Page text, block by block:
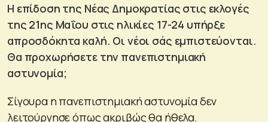
Η επίδοση της Νέας Δημοκρατίας στις εκλογές
της 21ης Μαΐου στις ηλικίες 17-24 υπήρξε
απροσδόκητα καλή. Οι νέοι σάς εμπιστεύονται.
Θα προχωρήσετε την πανεπιστημιακή
αστυνομία;
Σίγουρα η πανεπιστημιακή αστυνομία δεν
λειτούργησε όπως ακριβώς θα ήθελα.